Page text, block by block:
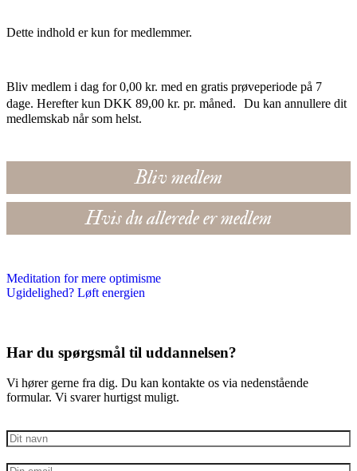
Dette indhold er kun for medlemmer.
Bliv medlem i dag for 0,00 kr. med en gratis prøveperiode på 7
dage. Herefter kun DKK 89,00 kr. pr. måned. Du kan annullere dit
medlemskab når som helst.
Bliv medlem
Hvis du allerede er medlem
Meditation for mere optimisme
Ugidelighed? Løft energien
Har du spørgsmål til uddannelsen?
Vi hører gerne fra dig. Du kan kontakte os via nedenstående
formular. Vi svarer hurtigst muligt.